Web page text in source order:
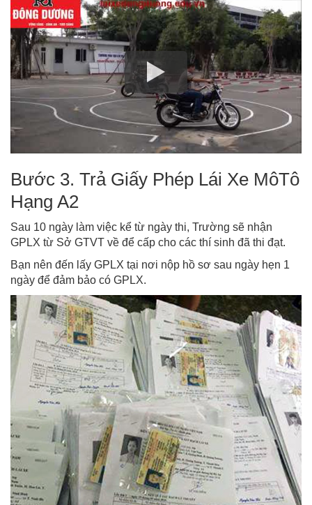
Bước 3. Trả Giấy Phép Lái Xe MôTô
Hạng A2
Sau 10 ngày làm việc kể từ ngày thi, Trường sẽ nhận
GPLX từ Sở GTVT về để cấp cho các thí sinh đã thi đạt.
Bạn nên đến lấy GPLX tại nơi nộp hồ sơ sau ngày hẹn 1
ngày để đảm bảo có GPLX.